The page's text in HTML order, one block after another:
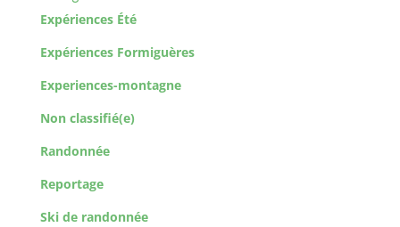
Expériences Été
Expériences Formiguères
Experiences-montagne
Non classifié(e)
Randonnée
Reportage
Ski de randonnée